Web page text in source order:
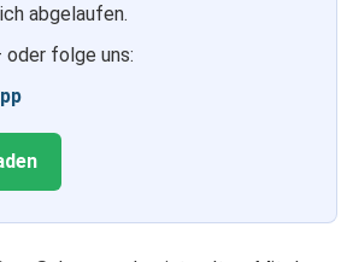
abgelaufen.
folge uns: